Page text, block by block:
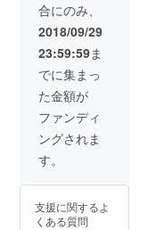
合にのみ、
2018/09/29
23:59:59ま
でに集まっ
た金額が
ファンディ
ングされま
す。
支援に関するよ
くある質問